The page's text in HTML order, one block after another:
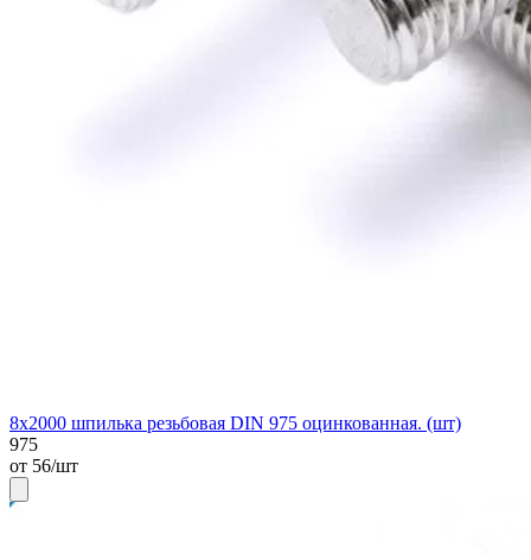
8х2000 шпилька резьбовая DIN 975 оцинкованная. (шт)
975
от 56/шт